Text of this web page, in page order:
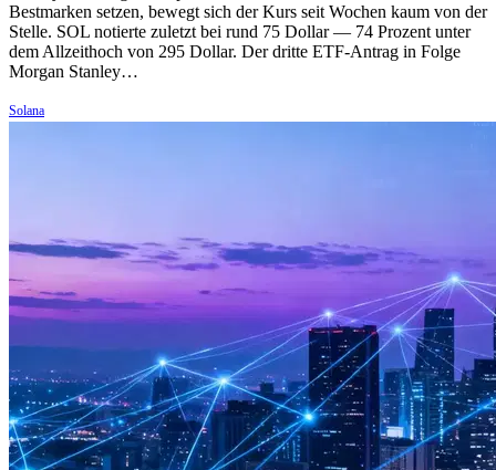
Bestmarken setzen, bewegt sich der Kurs seit Wochen kaum von der
Stelle. SOL notierte zuletzt bei rund 75 Dollar — 74 Prozent unter
dem Allzeithoch von 295 Dollar. Der dritte ETF-Antrag in Folge
Morgan Stanley…
Solana